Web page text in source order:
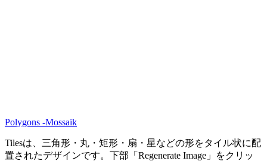
Polygons -Mossaik
Tilesは、三角形・丸・矩形・扇・星などの形をタイル状に配
置されたデザインです。下部「Regenerate Image」をクリッ